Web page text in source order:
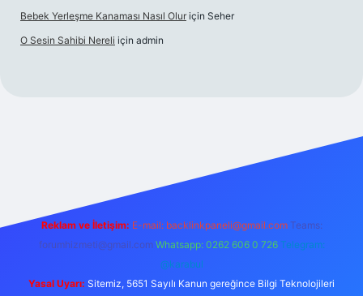
Bebek Yerleşme Kanaması Nasıl Olur için Seher
O Sesin Sahibi Nereli için admin
Reklam ve İletişim: E-mail: backlinkpaneli@gmail.com Teams:
forumhizmeti@gmail.com Whatsapp: 0262 606 0 726 Telegram:
@karabul
Yasal Uyarı: Sitemiz, 5651 Sayılı Kanun gereğince Bilgi Teknolojileri